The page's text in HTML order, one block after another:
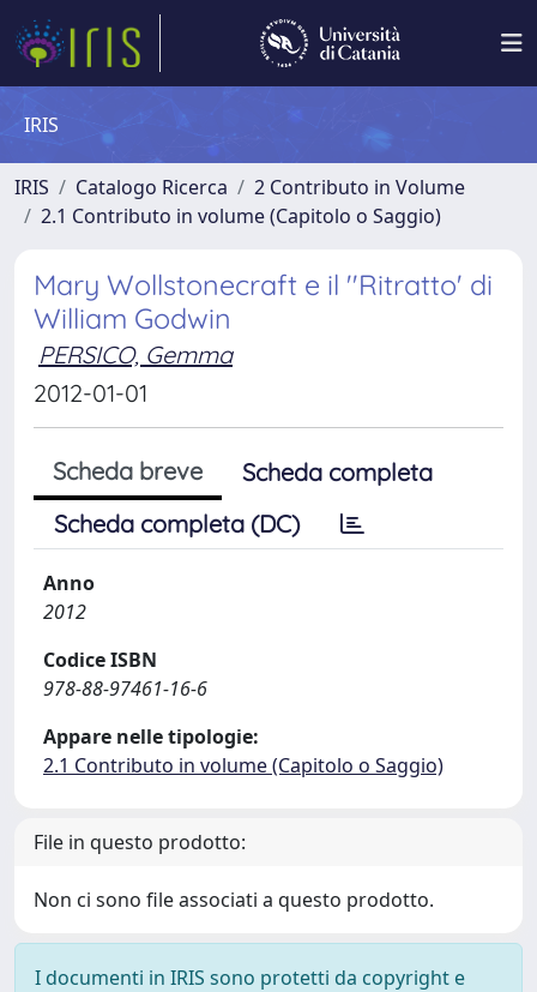
IRIS
IRIS Catalogo Ricerca
2 Contributo in Volume
2.1 Contributo in volume (Capitolo o Saggio)
Mary Wollstonecraft e il ''Ritratto' di
William Godwin
PERSICO, Gemma
2012-01-01
Scheda breve
Scheda completa
Scheda completa (DC)
Anno
2012
Codice ISBN
978-88-97461-16-6
Appare nelle tipologie:
2.1 Contributo in volume (Capitolo o Saggio)
File in questo prodotto:
Non ci sono file associati a questo prodotto.
I documenti in IRIS sono protetti da copyright e